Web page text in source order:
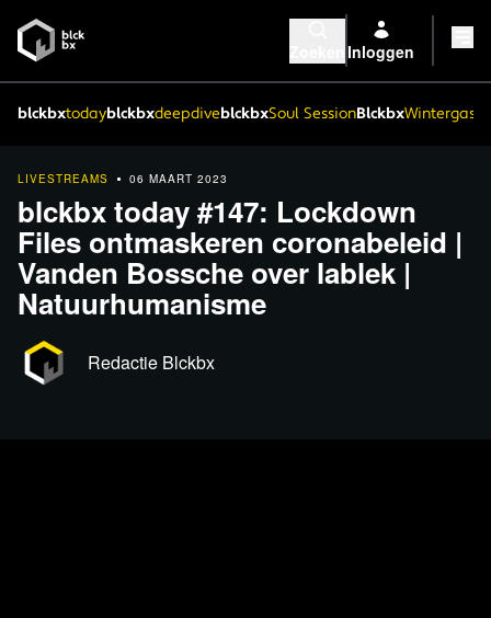
Inloggen
blckbxtodayblckbxdeepdiveblckbxSoul SessionBlckbx
LIVESTREAMS 06 MAART 2023
blckbx today #147: Lockdown
Files ontmaskeren coronabeleid |
Vanden Bossche over lablek |
Natuurhumanisme
Redactie Blckbx